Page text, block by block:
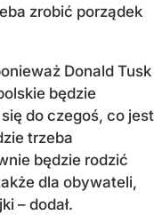
zrobić porządek
Donald Tusk
będzie
do czegoś, co jest
trzeba
będzie rodzić
dla obywateli,
– dodał.